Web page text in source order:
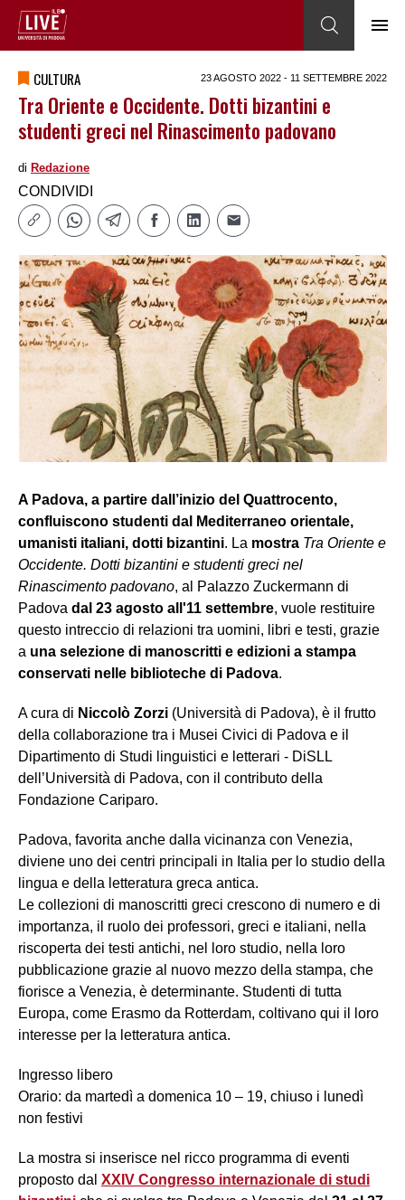
CULTURA 23 AGOSTO 2022 - 11 SETTEMBRE 2022
Tra Oriente e Occidente. Dotti bizantini e
studenti greci nel Rinascimento padovano
di Redazione
CONDIVIDI
A Padova, a partire dall’inizio del Quattrocento,
confluiscono studenti dal Mediterraneo orientale,
umanisti italiani, dotti bizantini. La mostra Tra Oriente e
Occidente. Dotti bizantini e studenti greci nel
Rinascimento padovano, al Palazzo Zuckermann di
Padova dal 23 agosto all'11 settembre, vuole restituire
questo intreccio di relazioni tra uomini, libri e testi, grazie
a una selezione di manoscritti e edizioni a stampa
conservati nelle biblioteche di Padova.
A cura di Niccolò Zorzi (Università di Padova), è il frutto
della collaborazione tra i Musei Civici di Padova e il
Dipartimento di Studi linguistici e letterari - DiSLL
dell’Università di Padova, con il contributo della
Fondazione Cariparo.
Padova, favorita anche dalla vicinanza con Venezia,
diviene uno dei centri principali in Italia per lo studio della
lingua e della letteratura greca antica.
Le collezioni di manoscritti greci crescono di numero e di
importanza, il ruolo dei professori, greci e italiani, nella
riscoperta dei testi antichi, nel loro studio, nella loro
pubblicazione grazie al nuovo mezzo della stampa, che
fiorisce a Venezia, è determinante. Studenti di tutta
Europa, come Erasmo da Rotterdam, coltivano qui il loro
interesse per la letteratura antica.
Ingresso libero
Orario: da martedì a domenica 10 – 19, chiuso i lunedì
non festivi
La mostra si inserisce nel ricco programma di eventi
proposto dal XXIV Congresso internazionale di studi